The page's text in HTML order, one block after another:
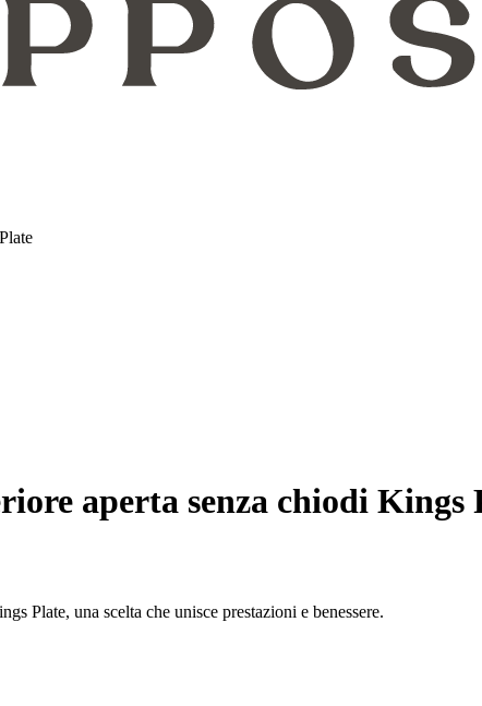
aperta senza chiodi Kings
Plate, una scelta che unisce prestazioni e benessere.